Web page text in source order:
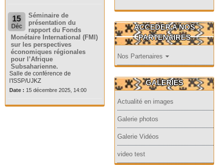
15
Déc
Séminaire de
présentation du
rapport du Fonds
Monétaire International (FMI)
sur les perspectives
économiques régionales
pour l’Afrique
Subsaharienne.
Salle de conférence de
l'ISSP/UJKZ
Date : 15 décembre 2025, 14:00
ACCEDER A NOS
PARTENAIRES
Nos Partenaires
GALERIES
Actualité en images
Galerie photos
Galerie Vidéos
video test